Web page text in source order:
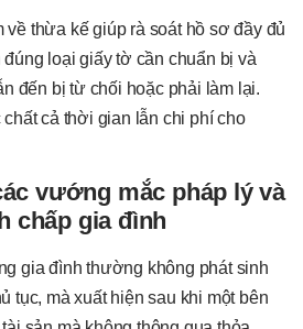
về thừa kế giúp rà soát hồ sơ đầy đủ
loại giấy tờ cần chuẩn bị và
đến bị từ chối hoặc phải làm lại.
cả thời gian lẫn chi phí cho
vướng mắc pháp lý và
chấp gia đình
gia đình thường không phát sinh
tục, mà xuất hiện sau khi một bên